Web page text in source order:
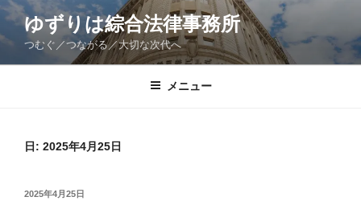
コ
ン
ゆずりは綜合法律事務所
つむぐ／つながる／大切な次代へ
メニュー
日: 2025年4月25日
投
2025年4月25日